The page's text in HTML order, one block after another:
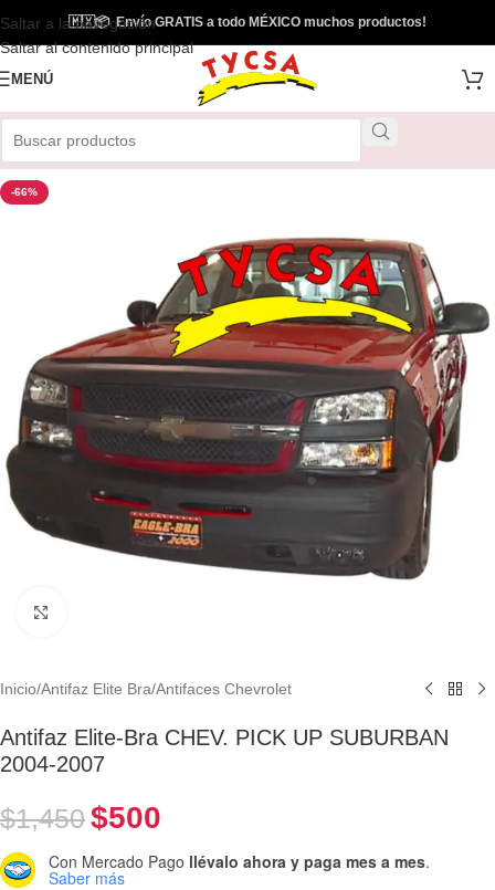
Saltar a la navegación
Saltar al contenido principal
🇲🇽📦Envío GRATIS a todo MÉXICO muchos productos!
MENÚ
-66%
Inicio/Antifaz Elite Bra/Antifaces Chevrolet
Antifaz Elite-Bra CHEV. PICK UP SUBURBAN
2004-2007
$1,450$500
Con Mercado Pago llévalo ahora y paga mes a mes.
Saber más